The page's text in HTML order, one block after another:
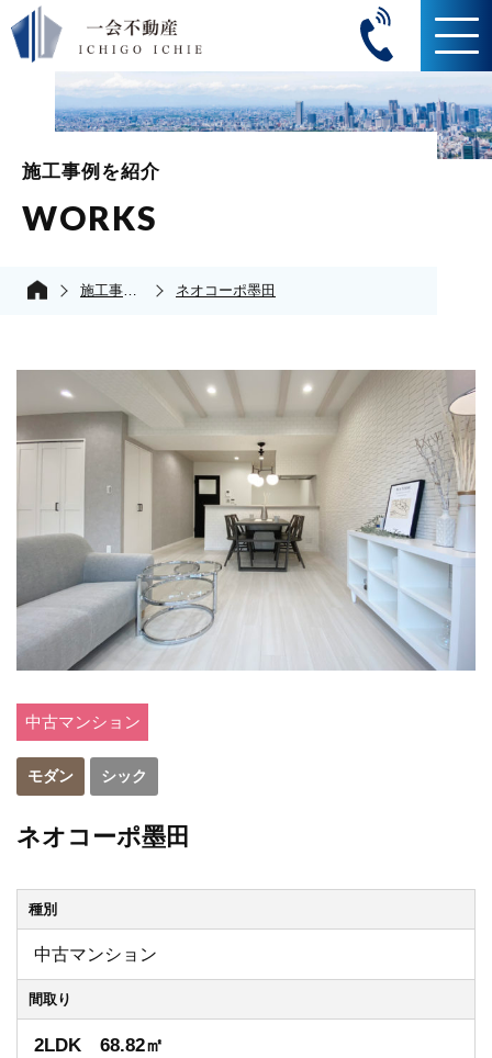
施工事例を紹介
WORKS
施工事例の紹介 ネオコーポ墨田
中古マンション
モダン シック
ネオコーポ墨田
種別
中古マンション
間取り
2LDK 68.82㎡